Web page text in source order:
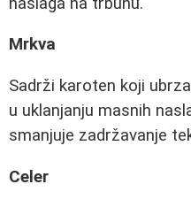
Mrkva
Sadrži karoten koji
u uklanjanju masnih
smanjuje zadržavanje
Celer